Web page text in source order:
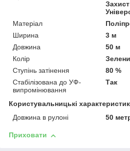
Матеріал
Ширина
3 м
Довжина
50 м
Колір
Ступінь затінення
80 %
Стабілізована до УФ-
випромінювання
Так
Користувальницькі
Довжина в рулоні
50
Приховати